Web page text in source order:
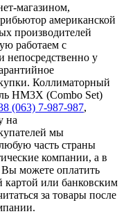
магазином,
американской
производителей
работаем с
непосредственно у
Коллиматорный
HM3X (Combo Set)
(063) 7-987-987,
на
мы
часть страны
компании, а в
Вы можете оплатить
или банковским
за товары после